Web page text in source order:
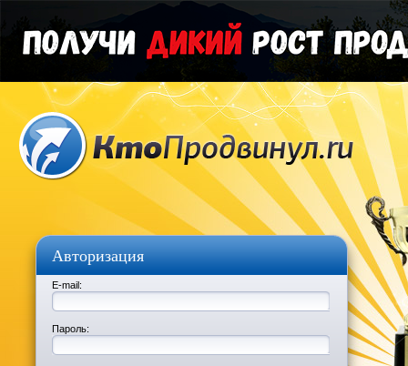
Авторизация
E-mail:
Пароль: